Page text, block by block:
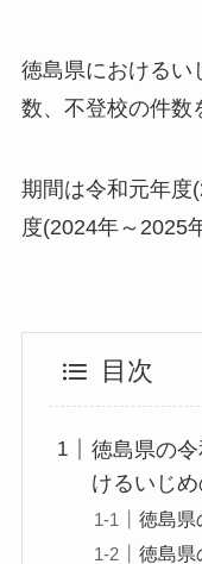
徳島県におけるい
数、不登校の件数
期間は令和元年度
度(2024年～2025
目次
徳島県の
けるいじ
徳島県
徳島県